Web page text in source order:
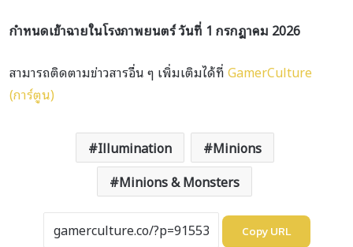
กำหนดเข้าฉายในโรงภาพยนตร์ วันที่ 1 กรกฎาคม 2026
สามารถติดตามข่าวสารอื่น ๆ เพิ่มเติมได้ที่GamerCulture
(การ์ตูน)
Illumination
Minions
Minions & Monsters
Copy URL